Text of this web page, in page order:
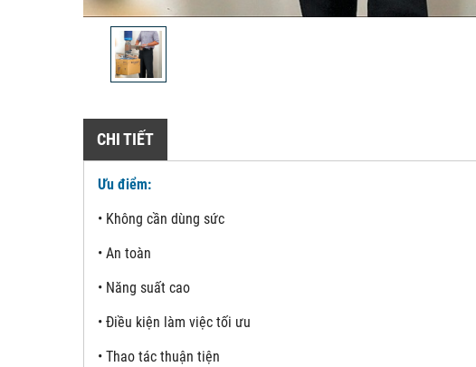
CHI TIẾT
Ưu điểm:
• Không cần dùng sức
• An toàn
• Năng suất cao
• Điều kiện làm việc tối ưu
• Thao tác thuận tiện